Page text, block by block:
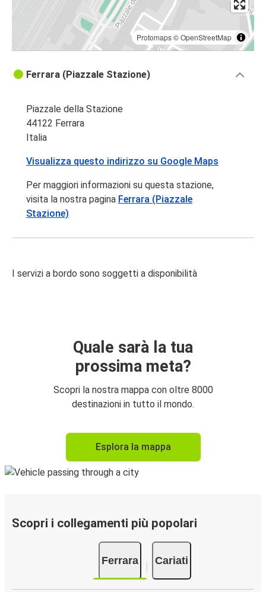
Protomaps©OpenStreetMap
Ferrara (Piazzale Stazione)
Piazzale della Stazione
44122 Ferrara
Italia
Visualizza questo indirizzo su Google Maps
Per maggiori informazioni su questa stazione,
visita la nostra pagina Ferrara (Piazzale
Stazione)
I servizi a bordo sono soggetti a disponibilità
Quale sarà la tua
prossima meta?
Scopri la nostra mappa con oltre 8000
destinazioni in tutto il mondo.
Esplora la mappa
Scopri i collegamenti più popolari
Ferrara Cariati